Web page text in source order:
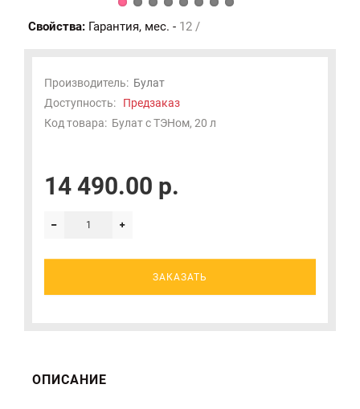
Свойства: Гарантия, мес. - 12 /
Производитель: Булат
Доступность: Предзаказ
Код товара: Булат с ТЭНом, 20 л
14 490.00 р.
ЗАКАЗАТЬ
ОПИСАНИЕ